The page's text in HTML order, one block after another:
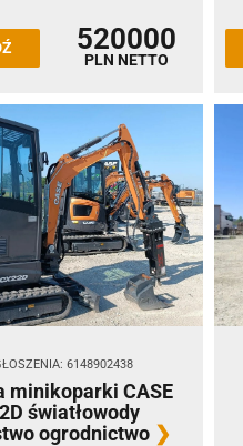
520000
PLN NETTO
6148902438
minikoparki CASE
światłowody
ogrodnictwo